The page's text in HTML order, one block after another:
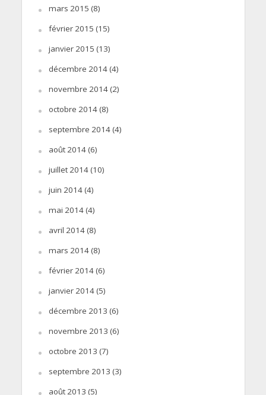
mars 2015 (8)
février 2015 (15)
janvier 2015 (13)
décembre 2014(4)
novembre 2014(2)
octobre 2014(8)
septembre 2014(4)
août 2014(6)
juillet 2014(10)
juin 2014(4)
mai 2014(4)
avril 2014(8)
mars 2014(8)
février 2014(6)
janvier 2014(5)
décembre 2013 (6)
novembre 2013 (6)
octobre 2013 (7)
septembre 2013 (3)
août 2013 (5)